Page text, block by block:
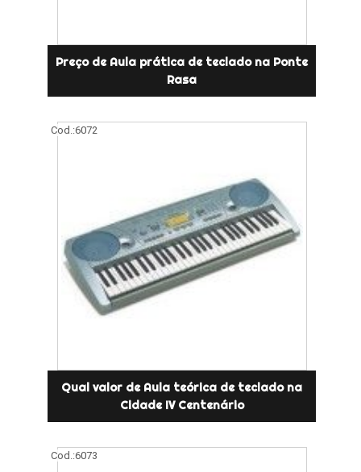
Preço de Aula prática de teclado na Ponte
Rasa
Cod.:6072
Qual valor de Aula teórica de teclado na
Cidade IV Centenário
Cod.:6073